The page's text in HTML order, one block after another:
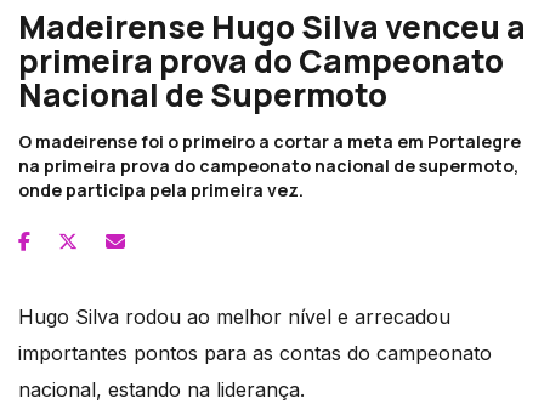
Madeirense Hugo Silva venceu a
primeira prova do Campeonato
Nacional de Supermoto
O madeirense foi o primeiro a cortar a meta em Portalegre
na primeira prova do campeonato nacional de supermoto,
onde participa pela primeira vez.
Hugo Silva rodou ao melhor nível e arrecadou
importantes pontos para as contas do campeonato
nacional, estando na liderança.